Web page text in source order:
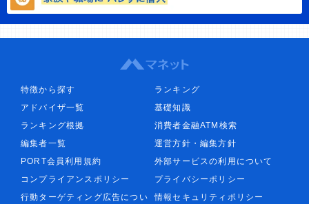
特徴から探す
ランキング
アドバイザ一覧
基礎知識
ランキング根拠
消費者金融ATM検索
編集者一覧
運営方針・編集方針
PORT会員利用規約
外部サービスの利用について
コンプライアンスポリシー
プライバシーポリシー
行動ターゲティング広告につい
情報セキュリティポリシー